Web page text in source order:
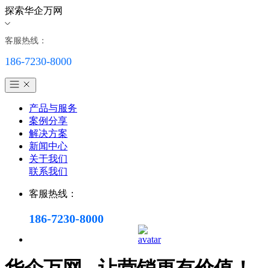
探索华企万网
客服热线：
186-7230-8000
产品与服务
案例分享
解决方案
新闻中心
关于我们
联系我们
客服热线：
186-7230-8000